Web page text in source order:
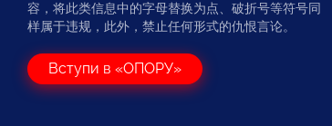
容，将此类信息中的字母替换为点、破折号等符号同
样属于违规，此外，禁止任何形式的仇恨言论。
Вступи в «ОПОРУ»